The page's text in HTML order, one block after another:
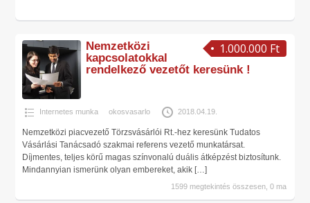
1.000.000 Ft
Nemzetközi
kapcsolatokkal
rendelkező vezetőt keresünk !
Internetes munka okosvasarlo 2018.04.19.
Nemzetközi piacvezető Törzsvásárlói Rt.-hez keresünk Tudatos
Vásárlási Tanácsadó szakmai referens vezető munkatársat.
Díjmentes, teljes körű magas színvonalú duális átképzést biztosítunk.
Mindannyian ismerünk olyan embereket, akik […]
1599 megtekintés összesen, 0 ma